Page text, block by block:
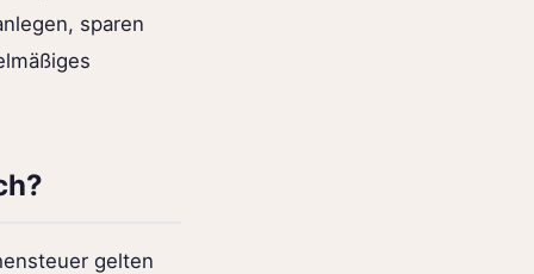
sparen
gelten